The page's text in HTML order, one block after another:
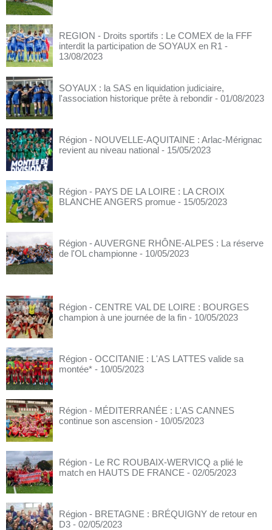
REGION - Droits sportifs : Le COMEX de la FFF
interdit la participation de SOYAUX en R1 -
13/08/2023
SOYAUX : la SAS en liquidation judiciaire,
l'association historique prête à rebondir - 01/08/2023
Région - NOUVELLE-AQUITAINE : Arlac-Mérignac
revient au niveau national - 15/05/2023
Région - PAYS DE LA LOIRE : LA CROIX
BLANCHE ANGERS promue - 15/05/2023
Région - AUVERGNE RHÔNE-ALPES : La réserve
de l'OL championne - 10/05/2023
Région - CENTRE VAL DE LOIRE : BOURGES
champion à une journée de la fin - 10/05/2023
Région - OCCITANIE : L'AS LATTES valide sa
montée* - 10/05/2023
Région - MÉDITERRANÉE : L'AS CANNES
continue son ascension - 10/05/2023
Région - Le RC ROUBAIX-WERVICQ a plié le
match en HAUTS DE FRANCE - 02/05/2023
Région - BRETAGNE : BRÉQUIGNY de retour en
D3 - 02/05/2023